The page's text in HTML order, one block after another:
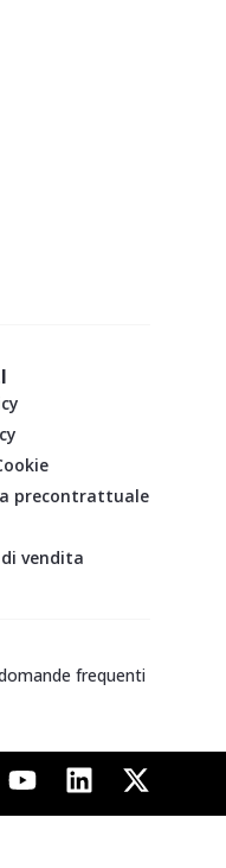
precontrattuale
vendita
frequenti